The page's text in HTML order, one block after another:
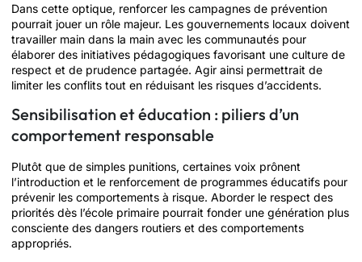
Dans cette optique, renforcer les campagnes de prévention
pourrait jouer un rôle majeur. Les gouvernements locaux doivent
travailler main dans la main avec les communautés pour
élaborer des initiatives pédagogiques favorisant une culture de
respect et de prudence partagée. Agir ainsi permettrait de
limiter les conflits tout en réduisant les risques d’accidents.
Sensibilisation et éducation : piliers d’un
comportement responsable
Plutôt que de simples punitions, certaines voix prônent
l’introduction et le renforcement de programmes éducatifs pour
prévenir les comportements à risque. Aborder le respect des
priorités dès l’école primaire pourrait fonder une génération plus
consciente des dangers routiers et des comportements
appropriés.